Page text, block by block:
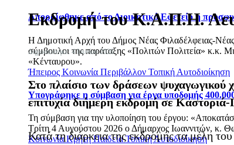
Απορρίφθηκε από το Διοικητικό Εφετείο η
Η Δημοτική Αρχή του Δήμος Νέας Φιλαδέλφειας-Νέας
σύμβουλοι της παράταξης «Πολιτών Πολιτεία» κ.κ.
«Κένταυρου».
Ήπειρος Κοινωνία Περιβάλλον Τοπική Αυτοδιοίκηση
Υπογράφηκε η σύμβαση για έργα υποδομής
Τη σύμβαση για την υλοποίηση του έργου:
Τρίτη 4 Αυγούστου 2026 ο Δήμαρχος Ιωαννιτών, κ.
ΚοινωνίαΚρήτηΠαιδείαΤοπική Αυτοδιοίκηση
Εκδρομή του Κ.Α.Π.Η.
Δημοσιεύτηκε: 4 Ιουνίου 2026
Στο πλαίσιο των δράσεων ψυχαγωγικού
επιτυχία διήμερη εκδρομή σε
Κατά τη διάρκεια της εκδρομής τα μέλη